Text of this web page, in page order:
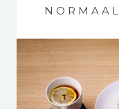
NORMAAL